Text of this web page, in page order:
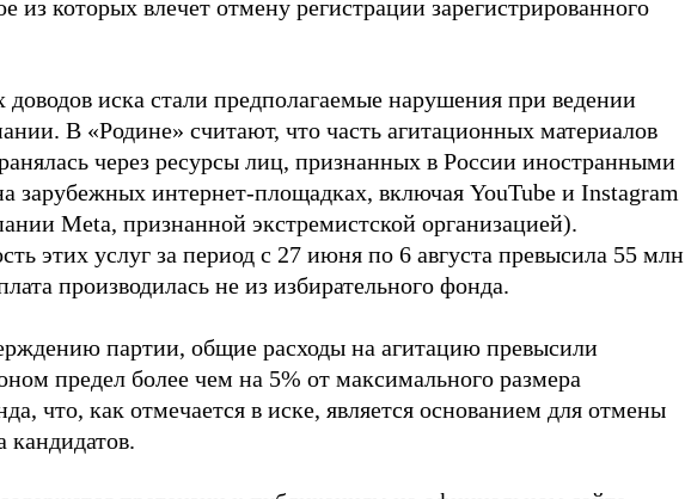
из которых влечет отмену регистрации зарегистрированного
иска стали предполагаемые нарушения при ведении
В «Родине» считают, что часть агитационных материалов
через ресурсы лиц, признанных в России иностранными
зарубежных интернет-площадках, включая YouTube и Instagram
Meta, признанной экстремистской организацией).
этих услуг за период с 27 июня по 6 августа превысила 55 млн
производилась не из избирательного фонда.
партии, общие расходы на агитацию превысили
предел более чем на 5% от максимального размера
что, как отмечается в иске, является основанием для отмены
кандидатов.